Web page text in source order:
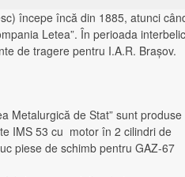
începe încă din 1885, atunci
Letea”. În perioada
de tragere pentru I.A.R. Braşov.
Metalurgică de Stat” sunt produse
IMS 53 cu motor în 2 cilindri de
piese de schimb pentru GAZ-67